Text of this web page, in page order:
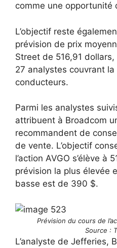
comme une opportunité
L’objectif reste
prévision de prix
Street de 516,91
27 analystes couvrant
conducteurs.
Parmi les analystes
attribuent à Broadcom
recommandent de
de vente. L’objectif
l’action AVGO s’élève à
prévision la plus élevée
basse est de 390 $.
Prévision du cours de
Source :
L’analyste de Jefferies,